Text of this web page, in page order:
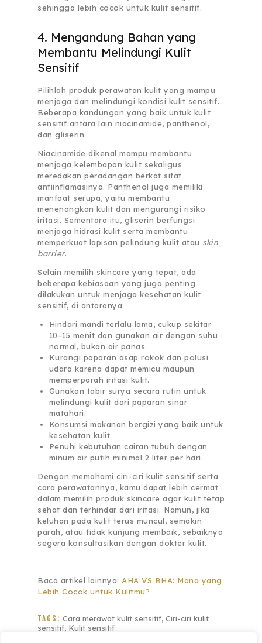
sehingga lebih cocok untuk kulit sensitif.
4. Mengandung Bahan yang
Membantu Melindungi Kulit
Sensitif
Pilihlah produk perawatan kulit yang mampu
menjaga dan melindungi kondisi kulit sensitif.
Beberapa kandungan yang baik untuk kulit
sensitif antara lain niacinamide, panthenol,
dan gliserin.
Niacinamide dikenal mampu membantu
menjaga kelembapan kulit sekaligus
meredakan peradangan berkat sifat
antiinflamasinya. Panthenol juga memiliki
manfaat serupa, yaitu membantu
menenangkan kulit dan mengurangi risiko
iritasi. Sementara itu, gliserin berfungsi
menjaga hidrasi kulit serta membantu
memperkuat lapisan pelindung kulit atau skin
barrier.
Selain memilih skincare yang tepat, ada
beberapa kebiasaan yang juga penting
dilakukan untuk menjaga kesehatan kulit
sensitif, di antaranya:
Hindari mandi terlalu lama, cukup sekitar
10–15 menit dan gunakan air dengan suhu
normal, bukan air panas.
Kurangi paparan asap rokok dan polusi
udara karena dapat memicu maupun
memperparah iritasi kulit.
Gunakan tabir surya secara rutin untuk
melindungi kulit dari paparan sinar
matahari.
Konsumsi makanan bergizi yang baik untuk
kesehatan kulit.
Penuhi kebutuhan cairan tubuh dengan
minum air putih minimal 2 liter per hari.
Dengan memahami ciri-ciri kulit sensitif serta
cara perawatannya, kamu dapat lebih cermat
dalam memilih produk skincare agar kulit tetap
sehat dan terhindar dari iritasi. Namun, jika
keluhan pada kulit terus muncul, semakin
parah, atau tidak kunjung membaik, sebaiknya
segera konsultasikan dengan dokter kulit.
Baca artikel lainnya: AHA VS BHA: Mana yang
Lebih Cocok untuk Kulitmu?
TAGS: Cara merawat kulit sensitif, Ciri-ciri kulit
sensitif, Kulit sensitif